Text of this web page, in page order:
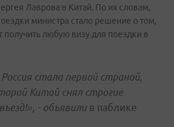
Лаврова в Китай. По их словам,
министра стало решение о том,
получить любую визу для поездки в
стала первой страной,
Китай снял строгие
- объявили в паблике